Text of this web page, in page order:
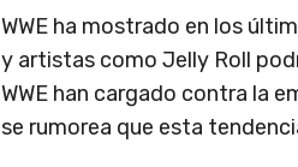
WWE ha mostrado en los
y artistas como Jelly Roll
WWE han cargado contra la
se rumorea que esta